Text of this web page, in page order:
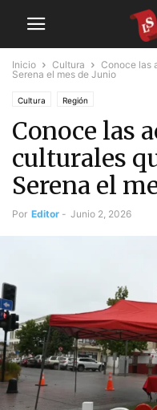
Inicio Cultura
Conoce las
Serena el mes de Junio
Cultura Región
Conoce las
culturales
Serena el
Por Editor - Junio 2, 2026